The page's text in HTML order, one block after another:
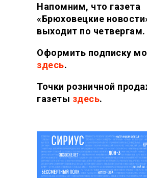
Напомним, что газета
«Брюховецкие
выходит по четвергам.
Оформить подписку
здесь.
Точки розничной
газеты здесь.